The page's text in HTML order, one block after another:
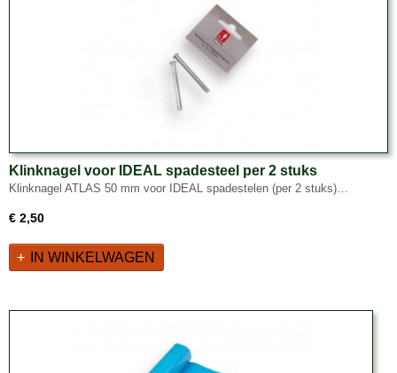
Klinknagel voor IDEAL spadesteel per 2 stuks
Klinknagel ATLAS 50 mm voor IDEAL spadestelen (per 2 stuks)…
€ 2,50
IN WINKELWAGEN